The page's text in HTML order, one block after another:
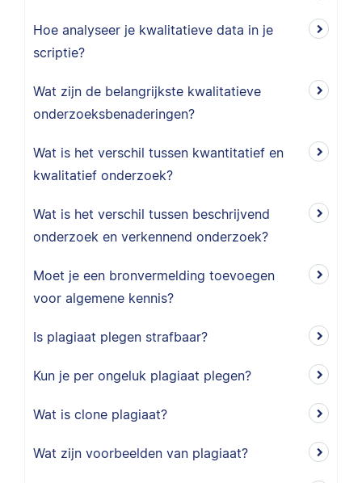
Hoe analyseer je kwalitatieve data in je
scriptie?
Wat zijn de belangrijkste kwalitatieve
onderzoeksbenaderingen?
Wat is het verschil tussen kwantitatief en
kwalitatief onderzoek?
Wat is het verschil tussen beschrijvend
onderzoek en verkennend onderzoek?
Moet je een bronvermelding toevoegen
voor algemene kennis?
Is plagiaat plegen strafbaar?
Kun je per ongeluk plagiaat plegen?
Wat is clone plagiaat?
Wat zijn voorbeelden van plagiaat?